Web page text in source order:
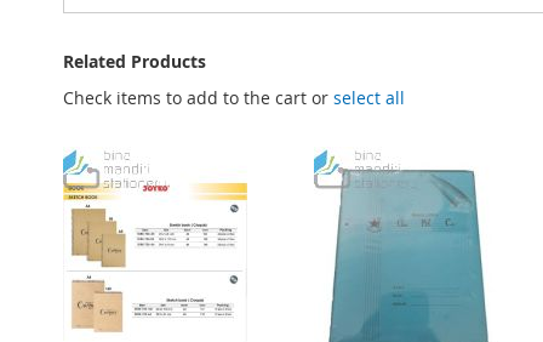
Related Products
Check items to add to the cart or select all